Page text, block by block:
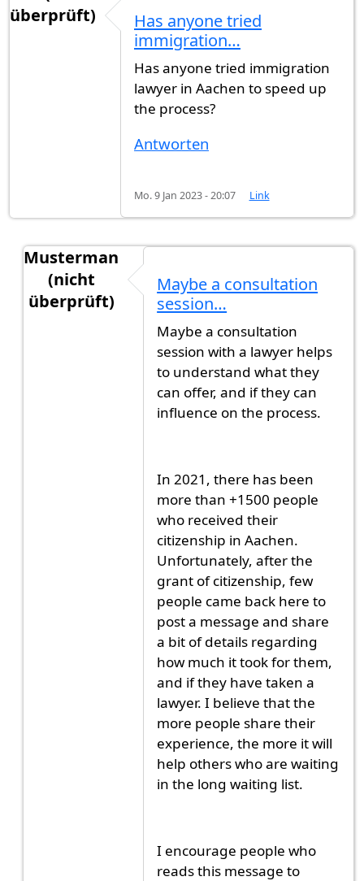
überprüft)
Has anyone tried
immigration…
Has anyone tried immigration
lawyer in Aachen to speed up
the process?
Antworten
Mo. 9 Jan 2023 - 20:07 Link
Musterman
(nicht
überprüft)
Has anyone tried immigration…
Maybe a consultation
session…
Maybe a consultation
session with a lawyer helps
to understand what they
can offer, and if they can
influence on the process.
In 2021, there has been
more than +1500 people
who received their
citizenship in Aachen.
Unfortunately, after the
grant of citizenship, few
people came back here to
post a message and share
a bit of details regarding
how much it took for them,
and if they have taken a
lawyer. I believe that the
more people share their
experience, the more it will
help others who are waiting
in the long waiting list.
I encourage people who
reads this message to